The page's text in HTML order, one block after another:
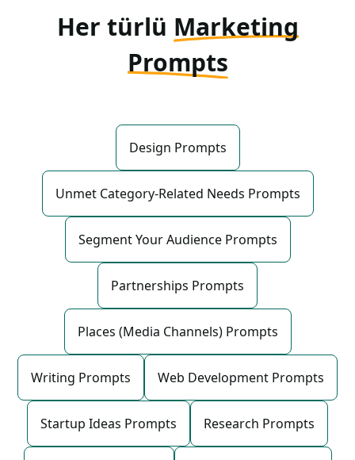
Her türlü Marketing
Prompts
Design Prompts
Unmet Category-Related Needs Prompts
Segment Your Audience Prompts
Partnerships Prompts
Places (Media Channels) Prompts
Writing Prompts Web Development Prompts
Startup Ideas Prompts Research Prompts